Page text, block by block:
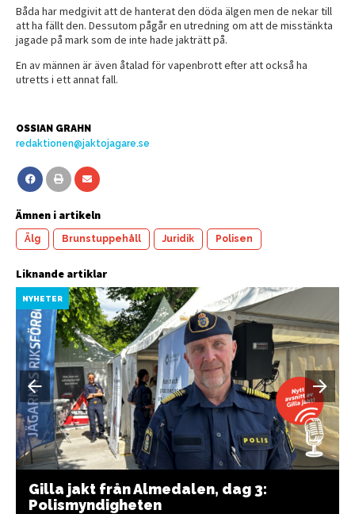
Båda har medgivit att de hanterat den döda älgen men de nekar till
att ha fällt den. Dessutom pågår en utredning om att de misstänkta
jagade på mark som de inte hade jakträtt på.
En av männen är även åtalad för vapenbrott efter att också ha
utretts i ett annat fall.
OSSIAN GRAHN
redaktionen@jaktojagare.se
Ämnen i artikeln
Älg Brunstuppehåll Juridik Polisen
Liknande artiklar
NYHETER
Gilla jakt från Almedalen, dag 3:
Polismyndigheten